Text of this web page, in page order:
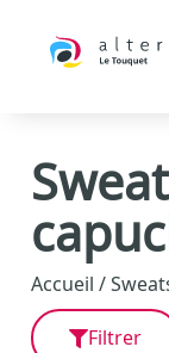
Accueil /
Filtrer